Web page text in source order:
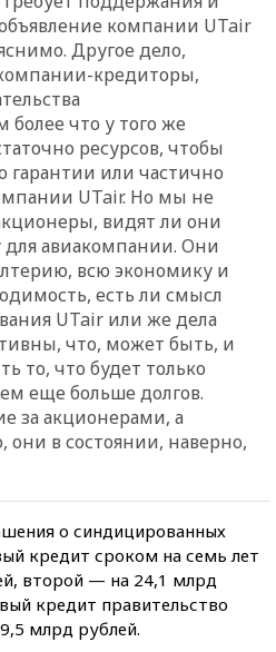
компании UTair
Другое дело,
кредиторы,
более что у того же
ресурсов, чтобы
гарантии или частично
UTair. Но мы не
видят ли они
для авиакомпании. Они
всю экономику и
есть ли смысл
UTair или же дела
что, может быть, и
то, что будет только
еще больше долгов.
за акционерами, а
они в состоянии, наверно,
о синдицированных
кредит сроком на семь лет
второй — на 24,1 млрд
кредит правительство
млрд рублей.